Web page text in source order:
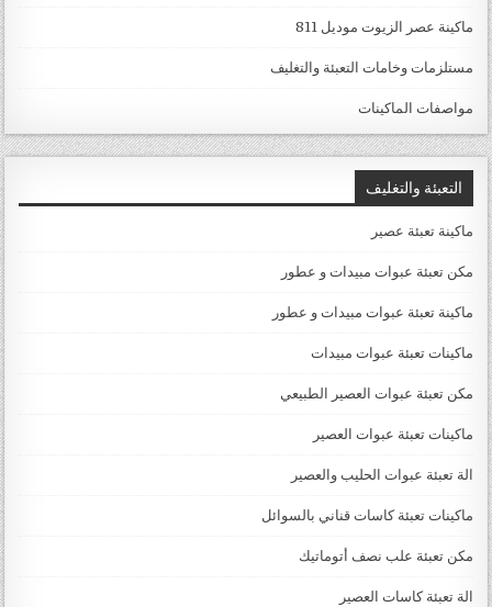
ماكينة عصر الزيوت موديل 811
مستلزمات وخامات التعبئة والتغليف
مواصفات الماكينات
التعبئة والتغليف
ماكينة تعبئة عصير
مكن تعبئة عبوات مبيدات و عطور
ماكينة تعبئة عبوات مبيدات و عطور
ماكينات تعبئة عبوات مبيدات
مكن تعبئة عبوات العصير الطبيعي
ماكينات تعبئة عبوات العصير
الة تعبئة عبوات الحليب والعصير
ماكينات تعبئة كاسات قناني بالسوائل
مكن تعبئة علب نصف أتوماتيك
الة تعبئة كاسات العصير